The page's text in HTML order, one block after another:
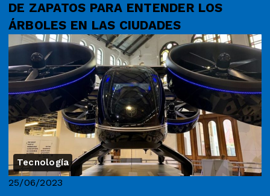
DE ZAPATOS PARA ENTENDER LOS
ÁRBOLES EN LAS CIUDADES
Tecnología
25/06/2023